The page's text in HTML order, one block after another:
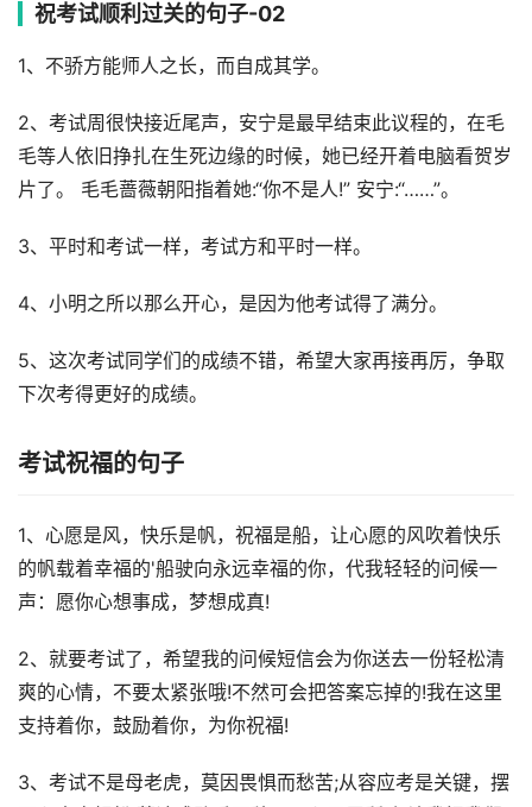
祝考试顺利过关的句子-02
1、不骄方能师人之长，而自成其学。
2、考试周很快接近尾声，安宁是最早结束此议程的，在毛
毛等人依旧挣扎在生死边缘的时候，她已经开着电脑看贺岁
片了。 毛毛蔷薇朝阳指着她:“你不是人!” 安宁:“……”。
3、平时和考试一样，考试方和平时一样。
4、小明之所以那么开心，是因为他考试得了满分。
5、这次考试同学们的成绩不错，希望大家再接再厉，争取
下次考得更好的成绩。
考试祝福的句子
1、心愿是风，快乐是帆，祝福是船，让心愿的风吹着快乐
的帆载着幸福的'船驶向永远幸福的你，代我轻轻的问候一
声：愿你心想事成，梦想成真!
2、就要考试了，希望我的问候短信会为你送去一份轻松清
爽的心情，不要太紧张哦!不然可会把答案忘掉的!我在这里
支持着你，鼓励着你，为你祝福!
3、考试不是母老虎，莫因畏惧而愁苦;从容应考是关键，摆